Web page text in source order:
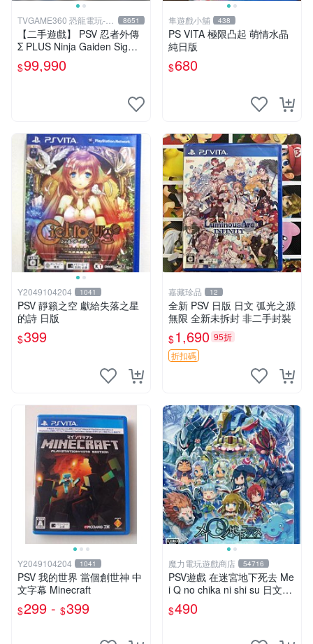
TVGAME360 恐龍電玩-台
中店
8651
【二手遊戲】 PSV 忍者外傳
Σ PLUS Ninja Gaiden Sigma
日文英文合版 【台中恐龍電
玩】
$99,990
隼遊戲小舖 438
PS VITA 極限凸起 萌情水晶
純日版
$680
Y2049104204 1041
PSV 靜籟之空 獻給失落之星
的詩 日版
$399
嘉藏珍品 12
全新 PSV 日版 日文 弧光之源
無限 全新未拆封 非二手封裝
$1,690 95折
折扣碼
Y2049104204 1041
PSV 我的世界 當個創世神 中
文字幕 Minecraft
$299 - $399
魔力電玩遊戲商店 54716
PSV遊戲 在迷宮地下死去 Me
i Q no chika ni shi su 日文日
版 附特典【板橋魔力】
$490